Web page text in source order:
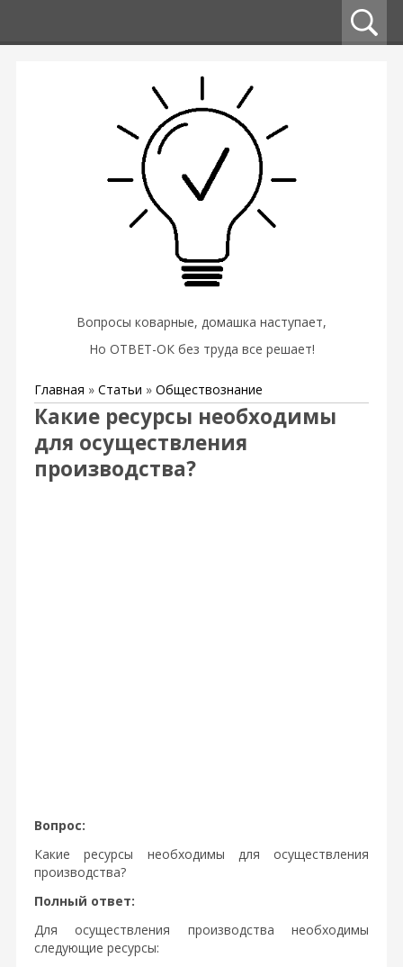
Вопросы коварные, домашка наступает,
Но ОТВЕТ-ОК без труда все решает!
Главная » Статьи » Обществознание
Какие ресурсы необходимы
для осуществления
производства?
Вопрос:
Какие ресурсы необходимы для осуществления
производства?
Полный ответ:
Для осуществления производства необходимы
следующие ресурсы: